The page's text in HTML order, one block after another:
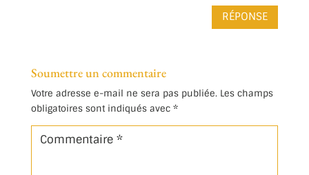
RÉPONSE
Soumettre un commentaire
Votre adresse e-mail ne sera pas publiée. Les champs
obligatoires sont indiqués avec *